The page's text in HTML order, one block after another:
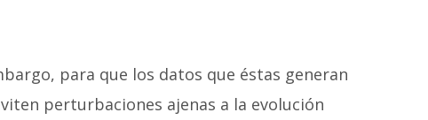
para que los datos que éstas generan
perturbaciones ajenas a la evolución